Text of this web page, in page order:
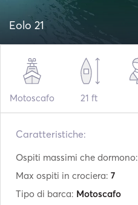
Eolo 21
Motoscafo 21 ft
Caratteristiche:
Ospiti massimi che dormono:
Max ospiti in crociera: 7
Tipo di barca: Motoscafo